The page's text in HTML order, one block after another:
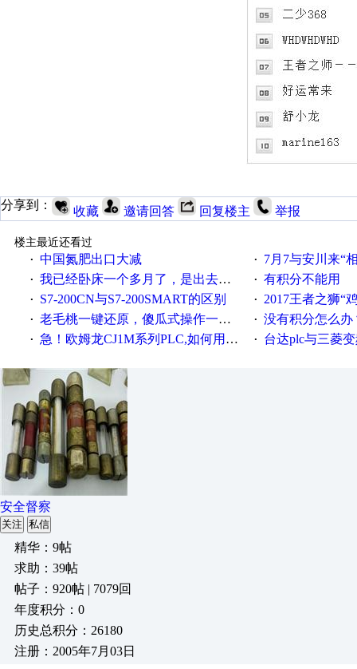
分享到： 收藏 邀请回答 回复楼主 举报
楼主最近还看过
· 中国氮肥出口大减 · 7月7与安川来“
· 我已经卧床一个多月了，是出去安装机械手在高速遭遇车祸所致:大家工作都要特别注意啊 · 有积分不能用
· S7-200CN与S7-200SMART的区别 · 2017王者之狮“鸡”情签到
· 老毛桃一键还原，傻瓜式操作一键轻松备份还原；程序为向导式安装，一键即可实现自动备份或还原系统。 · 没有积分怎么办
· 急！欧姆龙CJ1M系列PLC,如何用时间控制变频器。要求时间在组态王中可以自由输入！拜托各位大神了！ · 台达plc与三菱
安全督察
关注 私信
精华：9帖
求助：39帖
帖子：920帖 | 7079回
年度积分：0
历史总积分：26180
注册：2005年7月03日